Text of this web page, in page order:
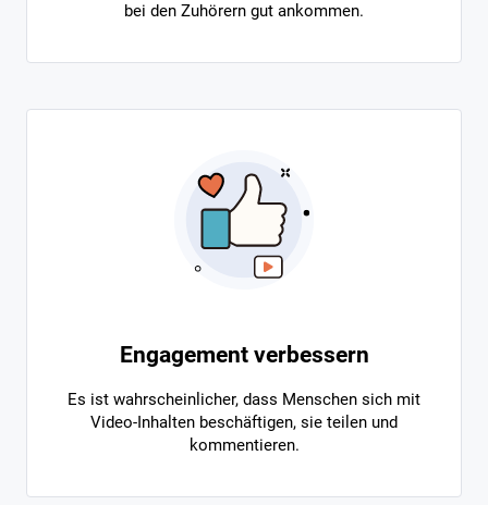
bei den Zuhörern gut ankommen.
Engagement verbessern
Es ist wahrscheinlicher, dass Menschen sich mit
Video-Inhalten beschäftigen, sie teilen und
kommentieren.